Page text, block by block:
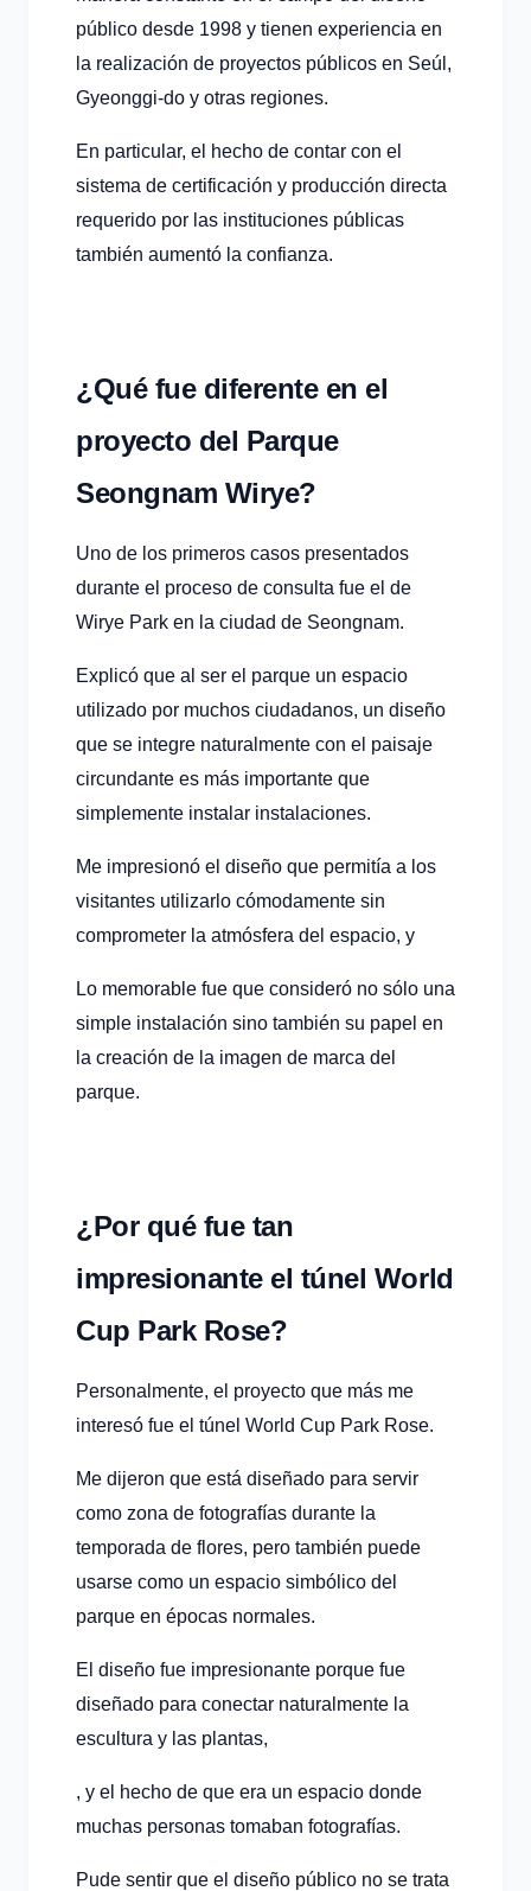
público desde 1998 y tienen experiencia en
la realización de proyectos públicos en Seúl,
Gyeonggi-do y otras regiones.
En particular, el hecho de contar con el
sistema de certificación y producción directa
requerido por las instituciones públicas
también aumentó la confianza.
¿Qué fue diferente en el
proyecto del Parque
Seongnam Wirye?
Uno de los primeros casos presentados
durante el proceso de consulta fue el de
Wirye Park en la ciudad de Seongnam.
Explicó que al ser el parque un espacio
utilizado por muchos ciudadanos, un diseño
que se integre naturalmente con el paisaje
circundante es más importante que
simplemente instalar instalaciones.
Me impresionó el diseño que permitía a los
visitantes utilizarlo cómodamente sin
comprometer la atmósfera del espacio, y
Lo memorable fue que consideró no sólo una
simple instalación sino también su papel en
la creación de la imagen de marca del
parque.
¿Por qué fue tan
impresionante el túnel World
Cup Park Rose?
Personalmente, el proyecto que más me
interesó fue el túnel World Cup Park Rose.
Me dijeron que está diseñado para servir
como zona de fotografías durante la
temporada de flores, pero también puede
usarse como un espacio simbólico del
parque en épocas normales.
El diseño fue impresionante porque fue
diseñado para conectar naturalmente la
escultura y las plantas,
, y el hecho de que era un espacio donde
muchas personas tomaban fotografías.
Pude sentir que el diseño público no se trata